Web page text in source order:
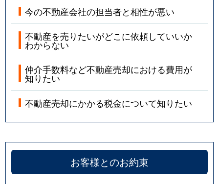
今の不動産会社の担当者と相性が悪い
不動産を売りたいがどこに依頼していいか
わからない
仲介手数料など不動産売却における費用が
知りたい
不動産売却にかかる税金について知りたい
お客様とのお約束